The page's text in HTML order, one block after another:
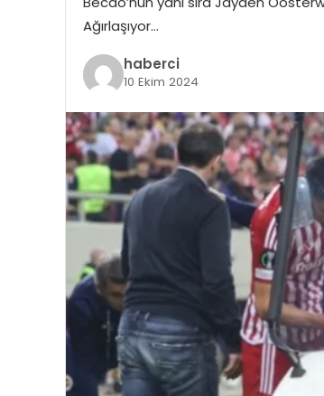
Ağırlaşıyor…
haberci
10 Ekim 2024